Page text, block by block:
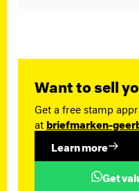
Want to sell
Get a free stamp
atbriefmarken-
Learn more
Get